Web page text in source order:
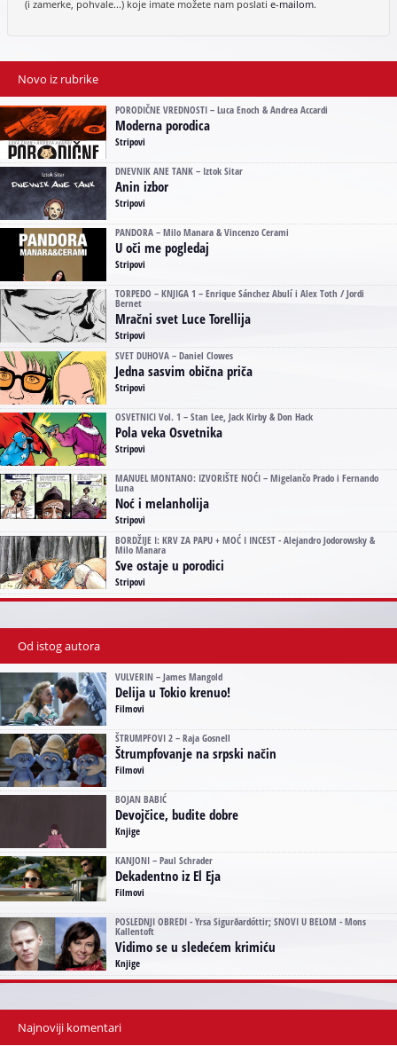
(i zamerke, pohvale...) koje imate možete nam poslatie-mailom.
Novo iz rubrike
PORODIČNE VREDNOSTI – Luca Enoch & Andrea Accardi
Moderna porodica
Stripovi
DNEVNIK ANE TANK – Iztok Sitar
Anin izbor
Stripovi
PANDORA – Milo Manara & Vincenzo Cerami
U oči me pogledaj
Stripovi
TORPEDO – KNJIGA 1 – Enrique Sánchez Abulí i Alex Toth / Jordi
Bernet
Mračni svet Luce Torellija
Stripovi
SVET DUHOVA – Daniel Clowes
Jedna sasvim obična priča
Stripovi
OSVETNICI Vol. 1 – Stan Lee, Jack Kirby & Don Hack
Pola veka Osvetnika
Stripovi
MANUEL MONTANO: IZVORIŠTE NOĆI – Migelančo Prado i Fernando
Luna
Noć i melanholija
Stripovi
BORDŽIJE I: KRV ZA PAPU + MOĆ I INCEST - Alejandro Jodorowsky &
Milo Manara
Sve ostaje u porodici
Stripovi
Od istog autora
VULVERIN – James Mangold
Delija u Tokio krenuo!
Filmovi
ŠTRUMPFOVI 2 – Raja Gosnell
Štrumpfovanje na srpski način
Filmovi
BOJAN BABIĆ
Devojčice, budite dobre
Knjige
KANJONI – Paul Schrader
Dekadentno iz El Eja
Filmovi
POSLEDNJI OBREDI - Yrsa Sigurðardóttir; SNOVI U BELOM - Mons
Kallentoft
Vidimo se u sledećem krimiću
Knjige
Najnoviji komentari